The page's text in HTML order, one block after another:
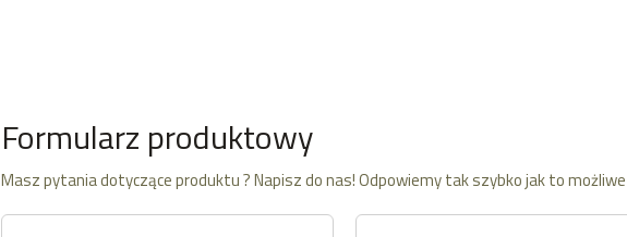
Formularz produktowy
Masz pytania dotyczące produktu ? Napisz do nas! Odpowiemy tak szybko jak to możliwe